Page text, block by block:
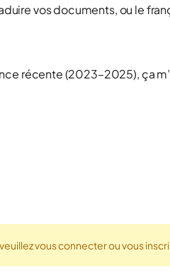
vos documents, ou le
récente (2023–2025), ça
vous connecter ou vous